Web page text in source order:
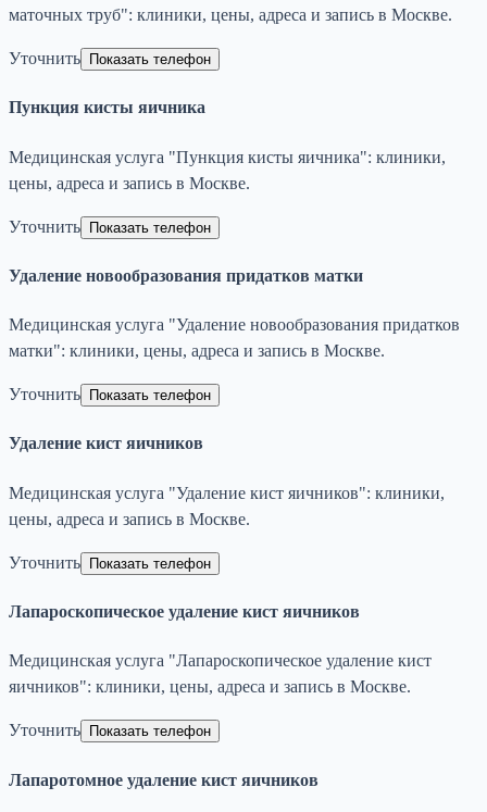
маточных труб": клиники, цены, адреса и запись в Москве.
Уточнить Показать телефон
Пункция кисты яичника
Медицинская услуга "Пункция кисты яичника": клиники,
цены, адреса и запись в Москве.
Уточнить Показать телефон
Удаление новообразования придатков матки
Медицинская услуга "Удаление новообразования придатков
матки": клиники, цены, адреса и запись в Москве.
Уточнить Показать телефон
Удаление кист яичников
Медицинская услуга "Удаление кист яичников": клиники,
цены, адреса и запись в Москве.
Уточнить Показать телефон
Лапароскопическое удаление кист яичников
Медицинская услуга "Лапароскопическое удаление кист
яичников": клиники, цены, адреса и запись в Москве.
Уточнить Показать телефон
Лапаротомное удаление кист яичников